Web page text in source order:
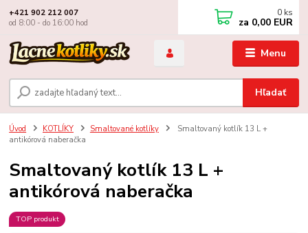
Menu
Hľadať
+421 902 212 007
od 8:00 - do 16:00 hod
0 ks
za 0,00 EUR
Úvod KOTLÍKY Smaltované kotlíky
Smaltovaný kotlík 13 L +
antikórová naberačka
Smaltovaný kotlík 13 L +
antikórová naberačka
TOP produkt